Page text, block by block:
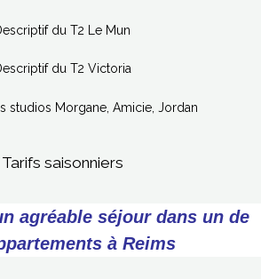
du T2 Le Mun
du T2 Victoria
studios Morgane, Amicie, Jordan
Tarifs saisonniers
agréable séjour dans un de
à Reims